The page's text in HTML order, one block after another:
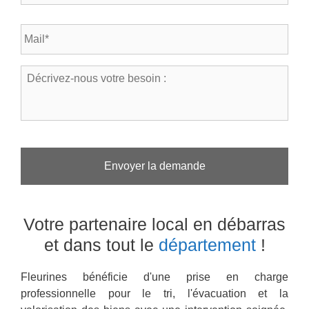
s
a
*
p
h
o
n
E
a
D
-
u
t
r
e
Votre partenaire local en débarras
et dans tout le département!
Fleurines bénéficie d'une prise en charge
professionnelle pour le tri, l'évacuation et la